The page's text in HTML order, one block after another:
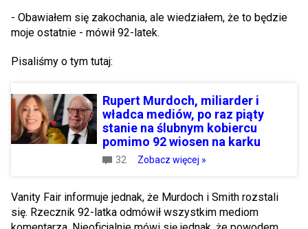
- Obawiałem się zakochania, ale wiedziałem, że to będzie
moje ostatnie - mówił 92-latek.
Pisaliśmy o tym tutaj:
Rupert Murdoch, miliarder i
władca mediów, po raz piąty
stanie na ślubnym kobiercu
pomimo 92 wiosen na karku
32 Zobacz więcej »
Vanity Fair informuje jednak, że Murdoch i Smith rozstali
się. Rzecznik 92-latka odmówił wszystkim mediom